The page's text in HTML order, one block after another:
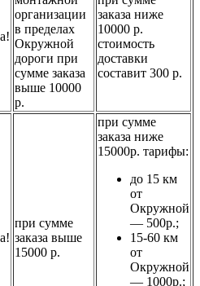
организации
в пределах
Окружной
дороги при
сумме заказа
выше 10000
р.
заказа ниже
10000 р.
стоимость
доставки
составит 300 р.
при сумме
заказа выше
15000 р.
при сумме
заказа ниже
15000р. тарифы:
до 15 км
от
Окружной
— 500р.;
15-60 км
от
Окружной
— 1000р.;